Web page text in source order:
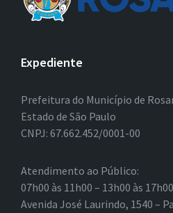
Expediente
Prefeitura do Município de
Estado de São Paulo
CNPJ: 67.662.452/0001-00
Atendimento ao Público:
07h00 às 11h00 – 13h00 às
Avenida José Laurindo, 1540 –